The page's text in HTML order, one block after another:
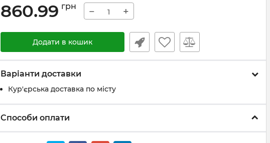
860.99 грн − +
Додати в кошик
Варіанти доставки
Кур'єрська доставка по місту
Способи оплати